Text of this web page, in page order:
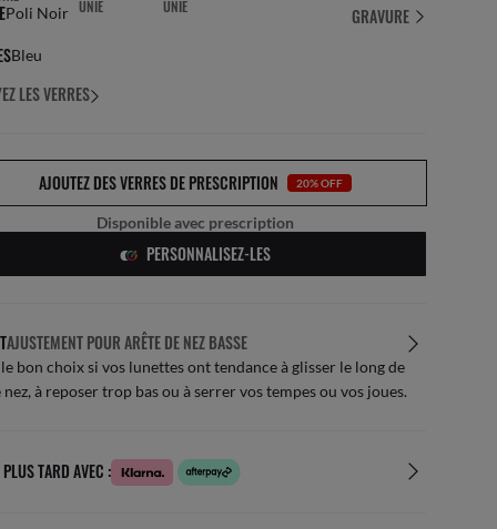
Poli Noir
GRAVURE
Bleu
LES VERRES
AJOUTEZ DES VERRES DE PRESCRIPTION 20% OFF
Disponible avec prescription
PERSONNALISEZ-LES
AJUSTEMENT POUR ARÊTE DE NEZ BASSE
le bon choix si vos lunettes ont tendance à glisser le long de
à reposer trop bas ou à serrer vos tempes ou vos joues.
PLUS TARD AVEC :